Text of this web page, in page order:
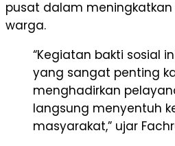
pusat dalam
warga.
“Kegiatan bakti sosial
yang sangat penting
menghadirkan
langsung menyentuh
masyarakat,” ujar